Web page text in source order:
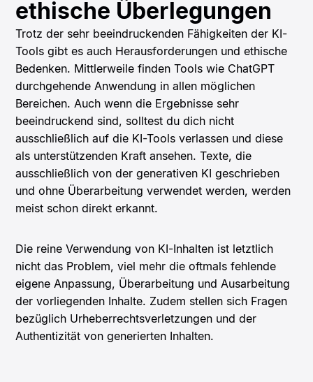
ethische Überlegungen
Trotz der sehr beeindruckenden Fähigkeiten der KI-
Tools gibt es auch Herausforderungen und ethische
Bedenken. Mittlerweile finden Tools wie ChatGPT
durchgehende Anwendung in allen möglichen
Bereichen. Auch wenn die Ergebnisse sehr
beeindruckend sind, solltest du dich nicht
ausschließlich auf die KI-Tools verlassen und diese
als unterstützenden Kraft ansehen. Texte, die
ausschließlich von der generativen KI geschrieben
und ohne Überarbeitung verwendet werden, werden
meist schon direkt erkannt.
Die reine Verwendung von KI-Inhalten ist letztlich
nicht das Problem, viel mehr die oftmals fehlende
eigene Anpassung, Überarbeitung und Ausarbeitung
der vorliegenden Inhalte. Zudem stellen sich Fragen
bezüglich Urheberrechtsverletzungen und der
Authentizität von generierten Inhalten.